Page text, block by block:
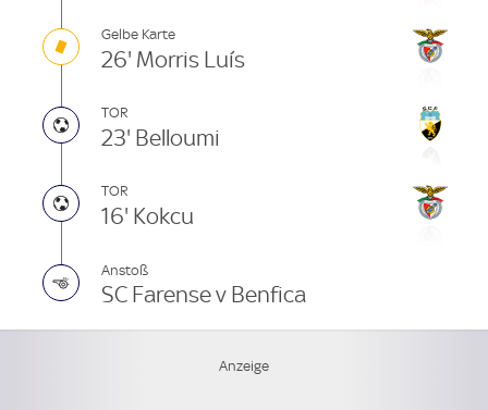
Gelbe Karte
26' Morris Luís
TOR
23' Belloumi
TOR
16' Kokcu
Anstoß
SC Farense v Benfica